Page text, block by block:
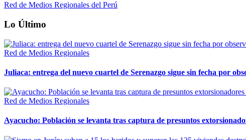
Red de Medios Regionales del Perú
Lo Último
Red de Medios Regionales
Juliaca: entrega del nuevo cuartel de Serenazgo sigue sin fecha por
Red de Medios Regionales
Ayacucho: Población se levanta tras captura de presuntos